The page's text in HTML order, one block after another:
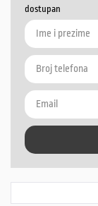
dostupan